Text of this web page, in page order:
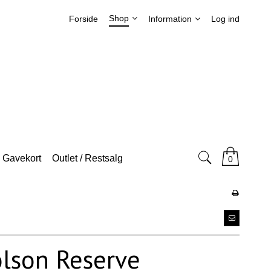
Forside Shop Information Log ind
0
Gavekort Outlet / Restsalg
Reserve